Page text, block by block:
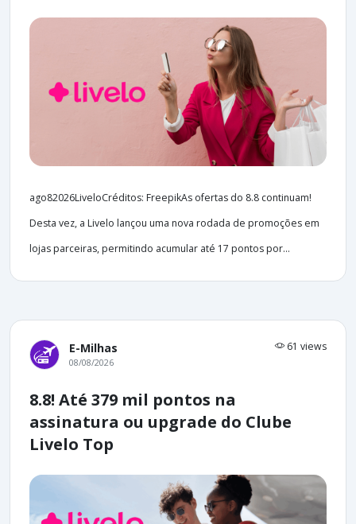
ago82026LiveloCréditos: FreepikAs ofertas do 8.8 continuam!
Desta vez, a Livelo lançou uma nova rodada de promoções em
lojas parceiras, permitindo acumular até 17 pontos por...
E-Milhas 61 views
08/08/2026
8.8! Até 379 mil pontos na
assinatura ou upgrade do Clube
Livelo Top